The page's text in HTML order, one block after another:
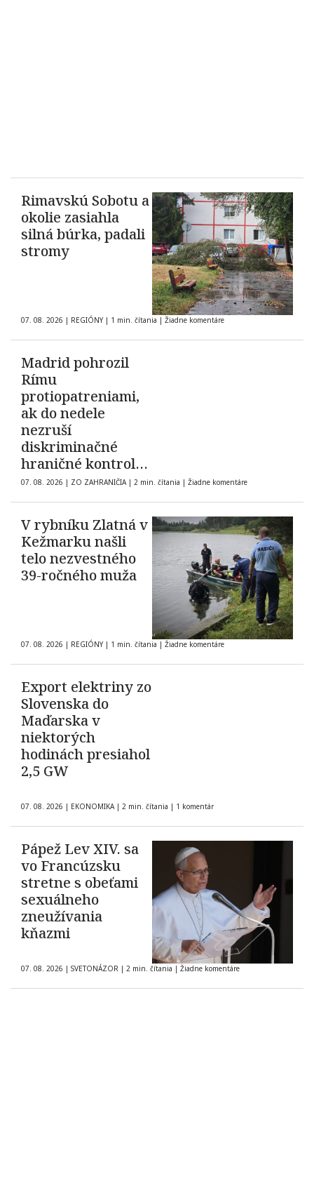
Rimavskú Sobotu a
okolie zasiahla
silná búrka, padali
stromy
07. 08. 2026 | REGIÓNY | 1 min. čítania | Žiadne komentáre
Madrid pohrozil
Rímu
protiopatreniami,
ak do nedele
nezruší
diskriminačné
hraničné kontroly
španielskych
občanov
07. 08. 2026 | ZO ZAHRANIČIA | 2 min. čítania | Žiadne komentáre
V rybníku Zlatná v
Kežmarku našli
telo nezvestného
39-ročného muža
07. 08. 2026 | REGIÓNY | 1 min. čítania | Žiadne komentáre
Export elektriny zo
Slovenska do
Maďarska v
niektorých
hodinách presiahol
2,5 GW
07. 08. 2026 | EKONOMIKA | 2 min. čítania | 1 komentár
Pápež Lev XIV. sa
vo Francúzsku
stretne s obeťami
sexuálneho
zneužívania
kňazmi
07. 08. 2026 | SVETONÁZOR | 2 min. čítania | Žiadne komentáre